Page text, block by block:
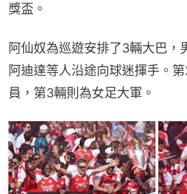
獎盃。
阿仙奴為巡遊安排了3輛大巴，
阿迪達等人沿途向球迷揮手。
員，第3輛則為女足大軍。